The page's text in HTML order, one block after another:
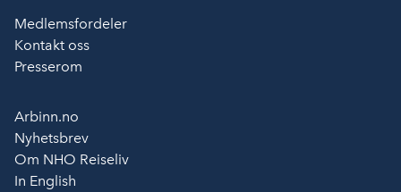
Medlemsfordeler
Kontakt oss
Presserom
Arbinn.no
Nyhetsbrev
Om NHO Reiseliv
In English